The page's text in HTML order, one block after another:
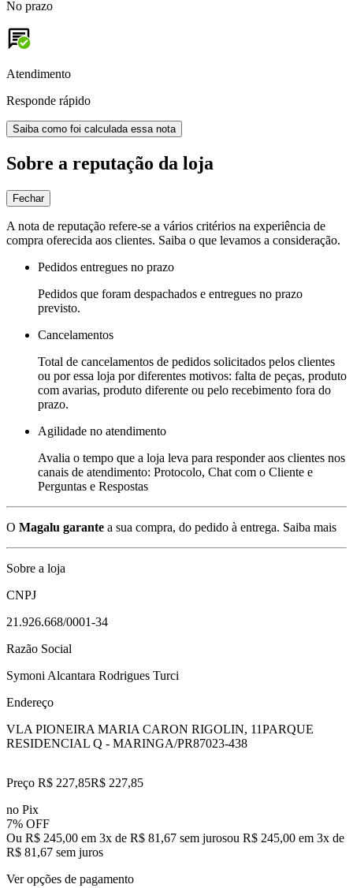
No prazo
Atendimento
Responde rápido
Saiba como foi calculada essa nota
Sobre a reputação da loja
Fechar
A nota de reputação refere-se a vários critérios na experiência de
compra oferecida aos clientes. Saiba o que levamos a consideração.
Pedidos entregues no prazo
Pedidos que foram despachados e entregues no prazo
previsto.
Cancelamentos
Total de cancelamentos de pedidos solicitados pelos clientes
ou por essa loja por diferentes motivos: falta de peças, produto
com avarias, produto diferente ou pelo recebimento fora do
prazo.
Agilidade no atendimento
Avalia o tempo que a loja leva para responder aos clientes nos
canais de atendimento: Protocolo, Chat com o Cliente e
Perguntas e Respostas
O Magalu garante a sua compra, do pedido à entrega. Saiba mais
Sobre a loja
CNPJ
21.926.668/0001-34
Razão Social
Symoni Alcantara Rodrigues Turci
Endereço
VLA PIONEIRA MARIA CARON RIGOLIN, 11PARQUE
RESIDENCIAL Q - MARINGA/PR87023-438
Preço R$ 227,85R$ 227,85
no Pix
7% OFF
Ou R$ 245,00 em 3x de R$ 81,67 sem jurosou R$ 245,00 em 3x de
R$ 81,67 sem juros
Ver opções de pagamento